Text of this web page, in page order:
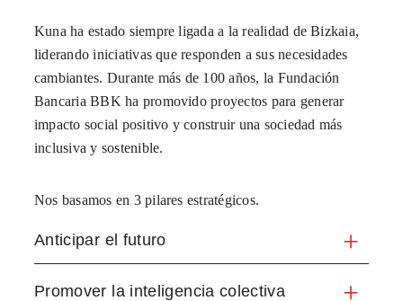
Kuna ha estado siempre ligada a la realidad de Bizkaia,
liderando iniciativas que responden a sus necesidades
cambiantes. Durante más de 100 años, la Fundación
Bancaria BBK ha promovido proyectos para generar
impacto social positivo y construir una sociedad más
inclusiva y sostenible.
Nos basamos en 3 pilares estratégicos.
Anticipar el futuro
Promover la inteligencia colectiva